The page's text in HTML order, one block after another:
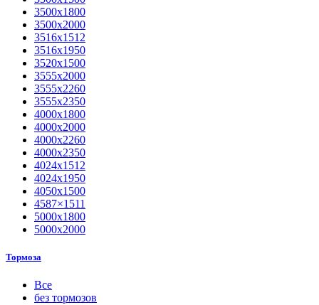
3500х1800
3500х2000
3516х1512
3516х1950
3520х1500
3555х2000
3555х2260
3555х2350
4000х1800
4000х2000
4000х2260
4000х2350
4024х1512
4024х1950
4050х1500
4587×1511
5000х1800
5000х2000
Тормоза
Все
без тормозов